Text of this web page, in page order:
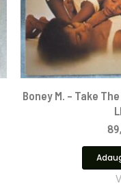
Boney M. – Take